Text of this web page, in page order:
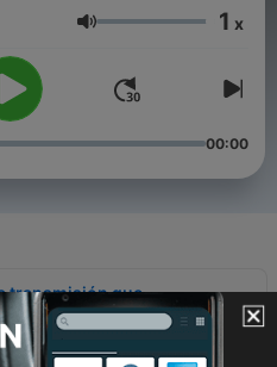
Volumen 1 x
00:00
transmisión que